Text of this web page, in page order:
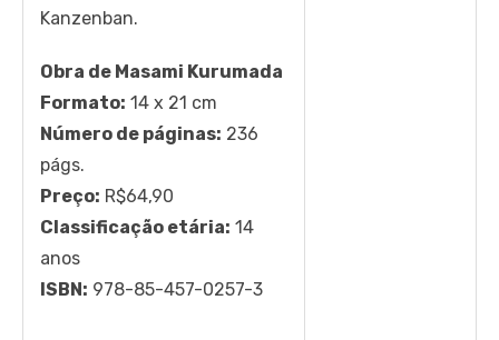
Kanzenban.
Obra de Masami Kurumada
Formato: 14 x 21 cm
Número de páginas: 236
págs.
Preço: R$64,90
Classificação etária: 14
anos
ISBN: 978-85-457-0257-3